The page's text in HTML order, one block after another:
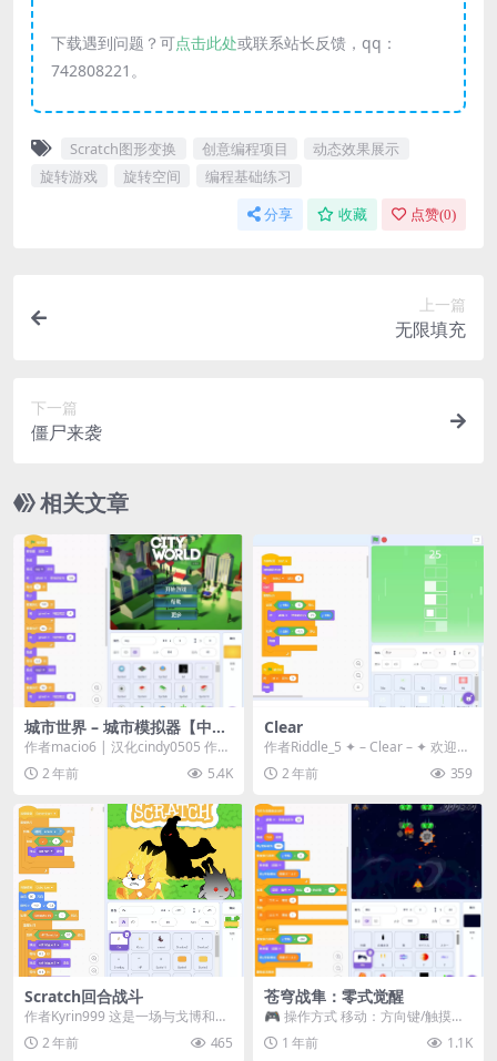
下载遇到问题？可点击此处或联系站长反馈，qq：
742808221。
Scratch图形变换 创意编程项目
动态效果展示
旋转游戏
旋转空间 编程基础练习
分享 收藏 点赞(0)
上一篇
无限填充
下一篇
僵尸来袭
相关文章
城市世界 – 城市模拟器【中文
版】
作者macio6 | 汉化cindy0505 作品
介绍 🌟 体验 Scratch...
2 年前 5.4K
Clear
作者Riddle_5 ✦ – Clear – ✦ 欢迎
来...
2 年前 359
Scratch回合战斗
作者Kyrin999 这是一场与戈博和斯
克拉奇的RPG战斗。 有10种不同的
攻击...2 年前 465
苍穹战隼：零式觉醒​
🎮 操作方式​​ 移动：方向键/触摸屏
射击：Z键 合体：X键（与僚机重合
时） ...
1 年前 1.1K